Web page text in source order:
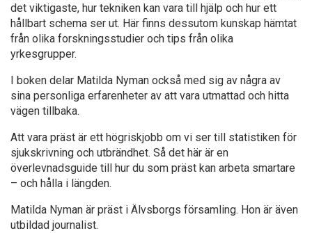
det viktigaste, hur tekniken kan vara till hjälp och hur ett
hållbart schema ser ut. Här finns dessutom kunskap hämtat
från olika forskningsstudier och tips från olika
yrkesgrupper.
I boken delar Matilda Nyman också med sig av några av
sina personliga erfarenheter av att vara utmattad och hitta
vägen tillbaka.
Att vara präst är ett högriskjobb om vi ser till statistiken för
sjukskrivning och utbrändhet. Så det här är en
överlevnadsguide till hur du som präst kan arbeta smartare
– och hålla i längden.
Matilda Nyman är präst i Älvsborgs församling. Hon är även
utbildad journalist.